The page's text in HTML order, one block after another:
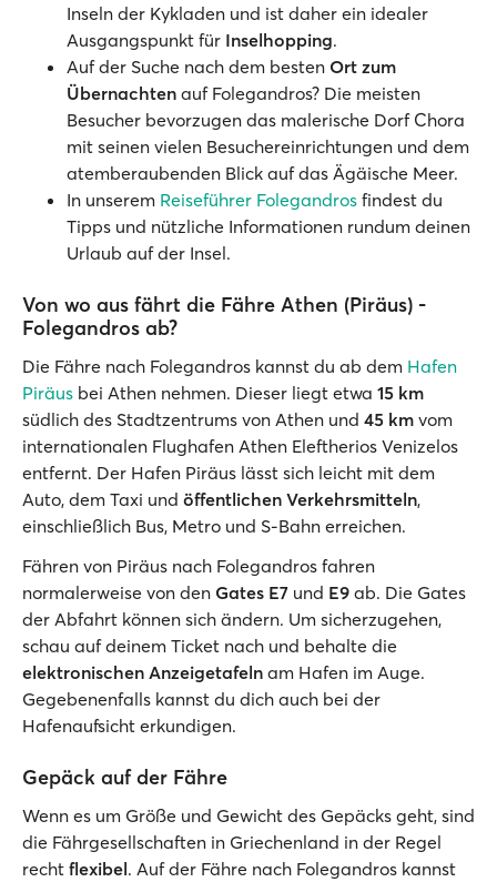
Inseln der Kykladen und ist daher ein idealer
Ausgangspunkt für Inselhopping.
Auf der Suche nach dem besten Ort zum
Übernachten auf Folegandros? Die meisten
Besucher bevorzugen das malerische Dorf Chora
mit seinen vielen Besuchereinrichtungen und dem
atemberaubenden Blick auf das Ägäische Meer.
In unserem Reiseführer Folegandros findest du
Tipps und nützliche Informationen rundum deinen
Urlaub auf der Insel.
Von wo aus fährt die Fähre Athen (Piräus) -
Folegandros ab?
Die Fähre nach Folegandros kannst du ab dem Hafen
Piräus bei Athen nehmen. Dieser liegt etwa 15 km
südlich des Stadtzentrums von Athen und 45 km vom
internationalen Flughafen Athen Eleftherios Venizelos
entfernt. Der Hafen Piräus lässt sich leicht mit dem
Auto, dem Taxi und öffentlichen Verkehrsmitteln,
einschließlich Bus, Metro und S-Bahn erreichen.
Fähren von Piräus nach Folegandros fahren
normalerweise von den Gates E7 und E9 ab. Die Gates
der Abfahrt können sich ändern. Um sicherzugehen,
schau auf deinem Ticket nach und behalte die
elektronischen Anzeigetafeln am Hafen im Auge.
Gegebenenfalls kannst du dich auch bei der
Hafenaufsicht erkundigen.
Gepäck auf der Fähre
Wenn es um Größe und Gewicht des Gepäcks geht, sind
die Fährgesellschaften in Griechenland in der Regel
recht flexibel. Auf der Fähre nach Folegandros kannst